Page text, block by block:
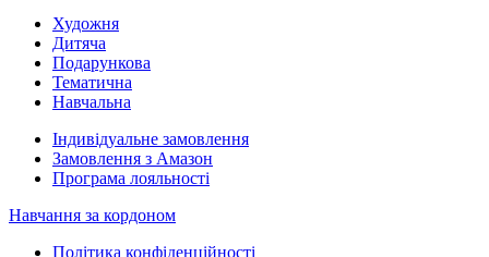
Художня
Дитяча
Подарункова
Тематична
Навчальна
Індивідуальне замовлення
Замовлення з Амазон
Програма лояльності
Навчання за кордоном
Політика конфіденційності